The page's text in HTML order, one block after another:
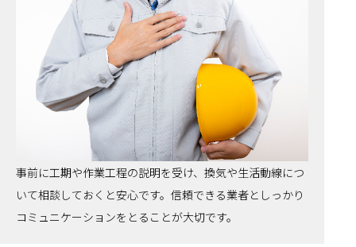
事前に工期や作業工程の説明を受け、換気や生活動線につ
いて相談しておくと安心です。信頼できる業者としっかり
コミュニケーションをとることが大切です。